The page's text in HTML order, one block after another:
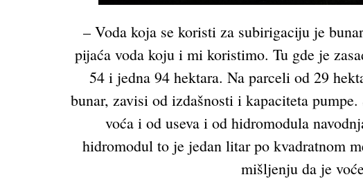
– Voda koja se koristi za subirigaciju je
pijaća voda koju i mi koristimo. Tu gde je
54 i jedna 94 hektara. Na parceli od 29
bunar, zavisi od izdašnosti i kapaciteta
voća i od useva i od hidromodula
hidromodul to je jedan litar po kvadratnom
mišljenju da je